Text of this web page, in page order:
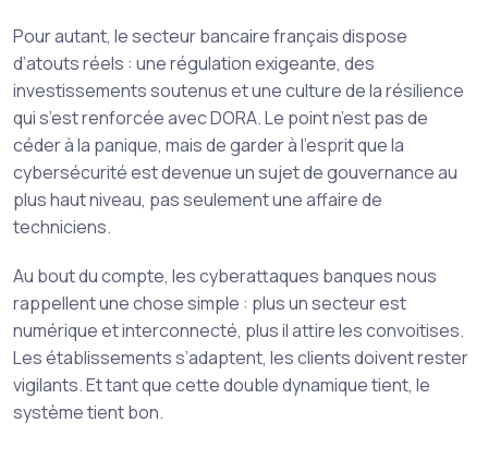
Pour autant, le secteur bancaire français dispose
d’atouts réels : une régulation exigeante, des
investissements soutenus et une culture de la résilience
qui s’est renforcée avec DORA. Le point n’est pas de
céder à la panique, mais de garder à l’esprit que la
cybersécurité est devenue un sujet de gouvernance au
plus haut niveau, pas seulement une affaire de
techniciens.
Au bout du compte, les cyberattaques banques nous
rappellent une chose simple : plus un secteur est
numérique et interconnecté, plus il attire les convoitises.
Les établissements s’adaptent, les clients doivent rester
vigilants. Et tant que cette double dynamique tient, le
système tient bon.